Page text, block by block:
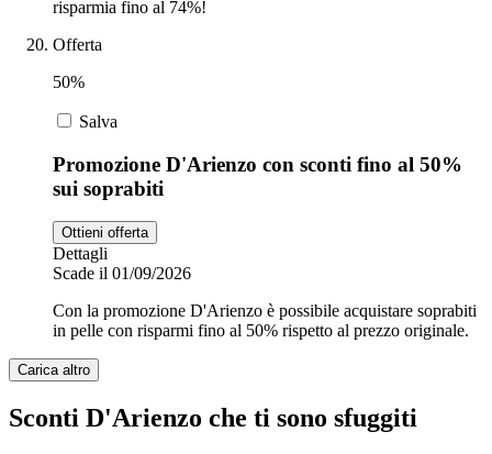
risparmia fino al 74%!
Offerta
50%
Salva
Promozione D'Arienzo con sconti fino al 50%
sui soprabiti
Ottieni offerta
Dettagli
Scade il 01/09/2026
Con la promozione D'Arienzo è possibile acquistare soprabiti
in pelle con risparmi fino al 50% rispetto al prezzo originale.
Carica altro
Sconti D'Arienzo che ti sono sfuggiti